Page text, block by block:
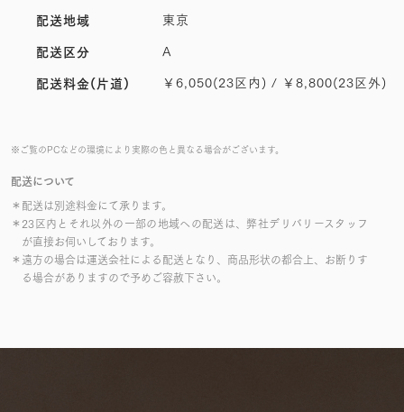
※ご覧のPCなどの環境により実際の色と異なる場合がございます。
配送について
＊配送は別途料金にて承ります。
＊23区内とそれ以外の一部の地域への配送は、弊社デリバリースタッフ
が直接お伺いしております。
＊遠方の場合は運送会社による配送となり、商品形状の都合上、お断りす
る場合がありますので予めご容赦下さい。
配送地域 東京
配送区分 A
配送料金(片道) ￥6,050(23区内) / ￥8,800(23区外)